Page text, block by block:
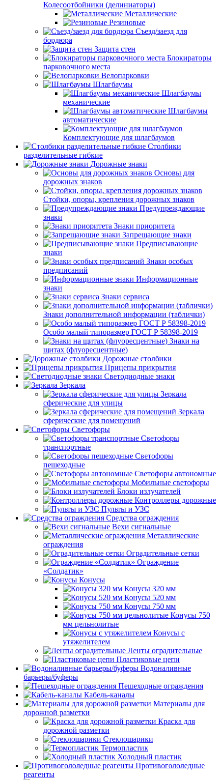
Колесоотбойники (делиниаторы)
Металлические
Резиновые
Съезд/заезд для
бордюра
Защита стен
Блокираторы
парковочного места
Велопарковки
Шлагбаумы
Шлагбаумы
механические
Шлагбаумы
автоматические
Комплектующие для шлагбаумов
Столбики
разделительные гибкие
Дорожные знаки
Основы для
дорожных знаков
Стойки, опоры, крепления дорожных знаков
Предупреждающие
знаки
Знаки приоритета
Запрещающие знаки
Предписывающие
знаки
Знаки особых
предписаний
Информационные
знаки
Знаки сервиса
Знаки дополнительной информации (таблички)
Особо малый типоразмер ГОСТ Р 58398-2019
Знаки на
щитах (флуоресцентные)
Дорожные столбики
Прицепы прикрытия
Светодиодные знаки
Зеркала
Зеркала
сферические для улицы
Зеркала
сферические для помещений
Светофоры
Светофоры
транспортные
Светофоры
пешеходные
Светофоры автономные
Мобильные светофоры
Блоки излучателей
Контроллеры дорожные
Пульты и УЗС
Средства ограждения
Вехи сигнальные
Металлические
ограждения
Оградительные сетки
Ограждение
«Солдатик»
Конусы
Конусы 320 мм
Конусы 520 мм
Конусы 750 мм
Конусы 750
мм цельнолитые
Конусы с
утяжелителем
Ленты оградительные
Пластиковые цепи
Водоналивные
барьеры/буферы
Пешеходные ограждения
Кабель-каналы
Материалы для
дорожной разметки
Краска для
дорожной разметки
Стеклошарики
Термопластик
Холодный пластик
Противогололедные
реагенты